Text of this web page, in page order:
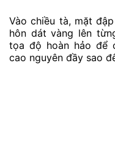
Vào chiều tà, mặt
hôn dát vàng lên
tọa độ hoàn hảo để
cao nguyên đầy sao